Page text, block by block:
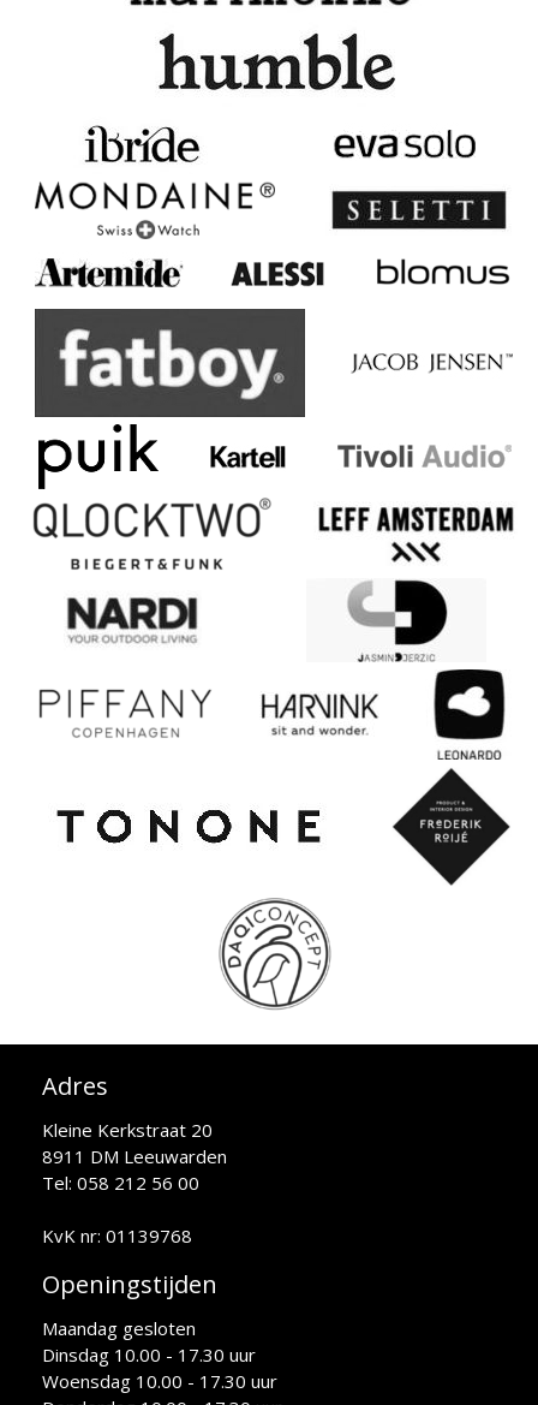
Adres
Kleine Kerkstraat 20
8911 DM Leeuwarden
Tel: 058 212 56 00
KvK nr: 01139768
Openingstijden
Maandag gesloten
Dinsdag 10.00 - 17.30 uur
Woensdag 10.00 - 17.30 uur